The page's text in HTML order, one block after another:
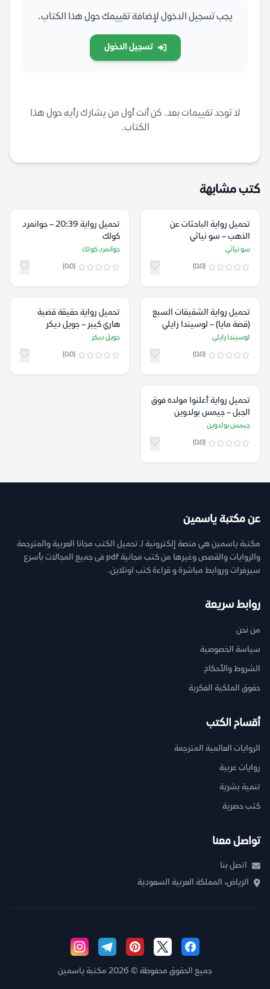
يجب تسجيل الدخول لإضافة تقييمك حول هذا الكتاب.
تسجيل الدخول
لا توجد تقييمات بعد. كن أنت أول من يشارك رأيه حول هذا
الكتاب.
كتب مشابهة
تحميل رواية الباحثات عن
الذهب – سو نياثي
سو نياثي
(0.0)
تحميل رواية 20:39 – جوانمرد
كولك
جوانمرد كولك
(0.0)
تحميل رواية الشقيقات السبع
(قصة مايا) – لوسيندا رايلي
لوسيندا رايلي
(0.0)
تحميل رواية حقيقة قضية
هاري كيبر – جويل ديكر
جويل ديكر
(0.0)
تحميل رواية أعلنوا مولده فوق
الجبل – جيمس بولدوين
جيمس بولدوين
(0.0)
عن مكتبة ياسمين
مكتبة ياسمين هي منصة إلكترونية لـ تحميل الكتب مجانا العربية والمترجمة
والروايات والقصص وغيرها من كتب مجانية pdf فى جميع المجالات بأسرع
سيرفرات وروابط مباشرة و قراءة كتب اونلاين.
روابط سريعة
من نحن
سياسة الخصوصية
الشروط والأحكام
حقوق الملكية الفكرية
أقسام الكتب
الروايات العالمية المترجمة
روايات عربية
تنمية بشرية
كتب حصرية
تواصل معنا
اتصل بنا
الرياض، المملكة العربية السعودية
جميع الحقوق محفوظة © 2026 مكتبة ياسمين